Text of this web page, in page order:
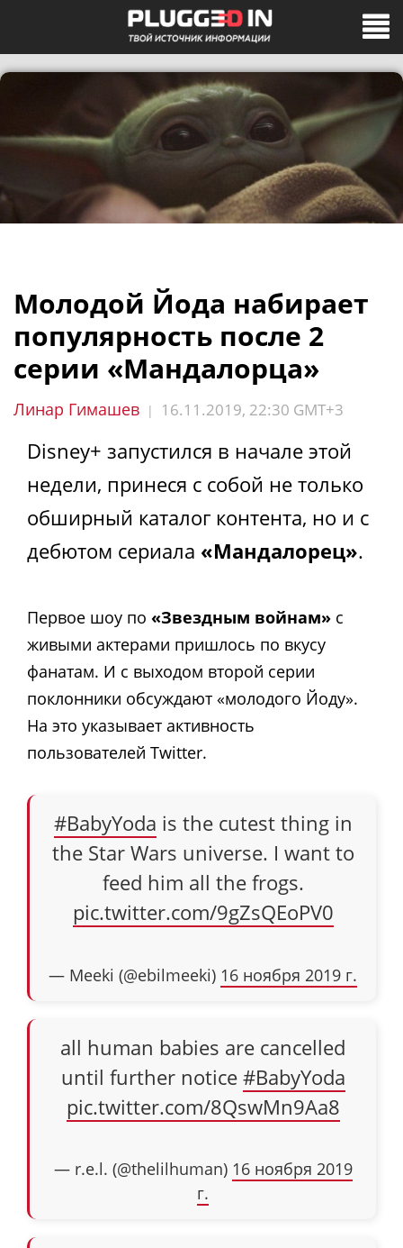
Молодой Йода набирает
популярность после 2
серии «Мандалорца»
Линар Гимашев | 16.11.2019, 22:30 GMT+3
Disney+ запустился в начале этой
недели, принеся с собой не только
обширный каталог контента, но и с
дебютом сериала «Мандалорец».
Первое шоу по «Звездным войнам» с
живыми актерами пришлось по вкусу
фанатам. И с выходом второй серии
поклонники обсуждают «молодого Йоду».
На это указывает активность
пользователей Twitter.
#BabyYoda is the cutest thing in
the Star Wars universe. I want to
feed him all the frogs.
pic.twitter.com/9gZsQEoPV0
— Meeki (@ebilmeeki) 16 ноября 2019 г.
all human babies are cancelled
until further notice #BabyYoda
pic.twitter.com/8QswMn9Aa8
— r.e.l. (@thelilhuman) 16 ноября 2019
г.